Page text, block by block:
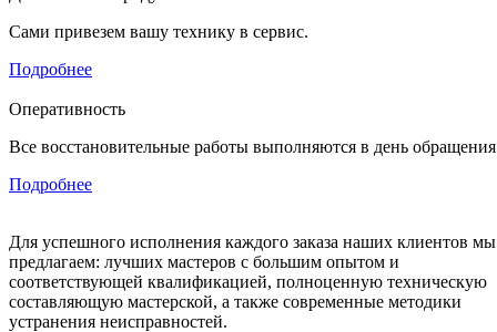
Сами привезем вашу технику в сервис.
Подробнее
Оперативность
Все восстановительные работы выполняются в день
Подробнее
Для успешного исполнения каждого заказа наших клиентов мы
предлагаем: лучших мастеров с большим опытом и
соответствующей квалификацией, полноценную техническую
составляющую мастерской, а также современные методики
устранения неисправностей.